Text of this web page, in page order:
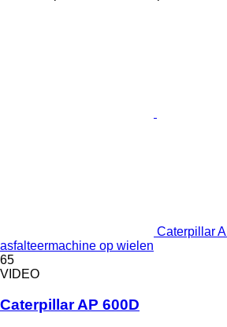
Caterpillar
asfalteermachine op wielen
65
VIDEO
Caterpillar AP 600D